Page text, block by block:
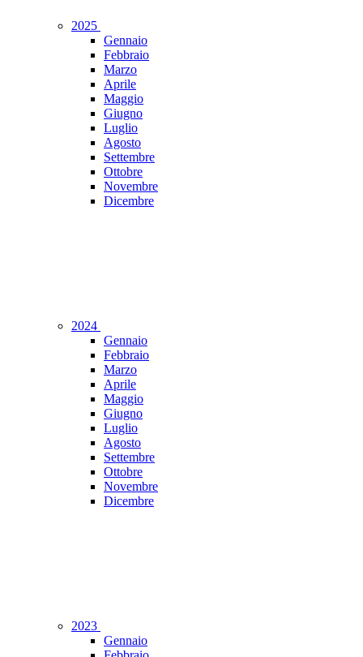
2025
Gennaio
Febbraio
Marzo
Aprile
Maggio
Giugno
Luglio
Agosto
Settembre
Ottobre
Novembre
Dicembre
2024
Gennaio
Febbraio
Marzo
Aprile
Maggio
Giugno
Luglio
Agosto
Settembre
Ottobre
Novembre
Dicembre
2023
Gennaio